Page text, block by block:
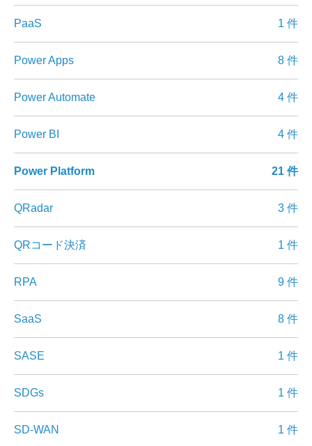
PaaS 1 件
Power Apps 8 件
Power Automate 4 件
Power BI 4 件
Power Platform 21 件
QRadar 3 件
QRコード決済 1 件
RPA 9 件
SaaS 8 件
SASE 1 件
SDGs 1 件
SD-WAN 1 件